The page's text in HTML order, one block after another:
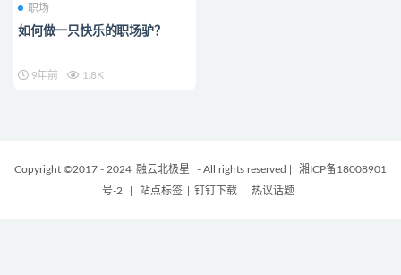
职场
如何做一只快乐的职场驴？
9年前 1.8K
Copyright ©2017 - 2024 融云北极星 - All rights reserved
湘ICP备18008901
号-2
站点标签 钉钉下载 热议话题